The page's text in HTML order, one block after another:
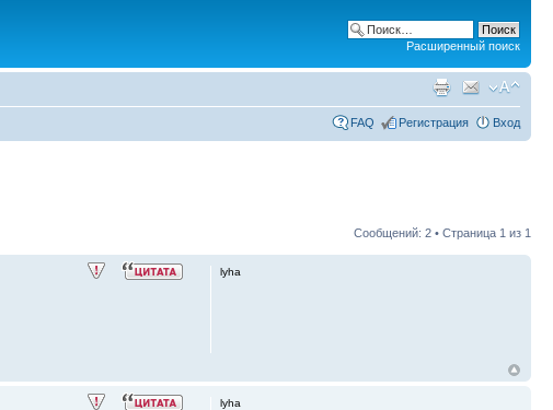
Расширенный поиск
FAQ Регистрация Вход
Сообщений: 2 • Страница 1 из 1
lyha
lyha